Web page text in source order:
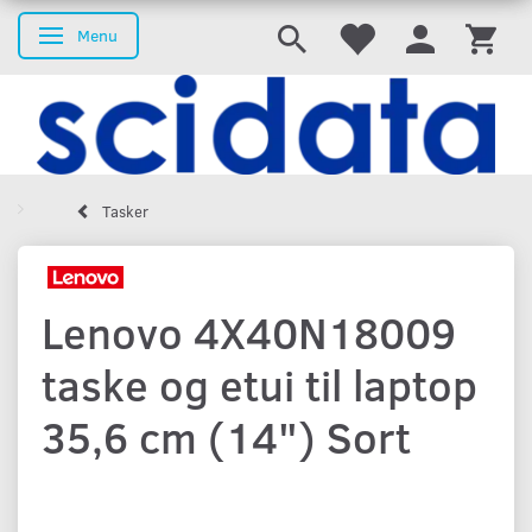
Skifte navigation
Menu
Tasker
Lenovo 4X40N18009
taske og etui til laptop
35,6 cm (14") Sort